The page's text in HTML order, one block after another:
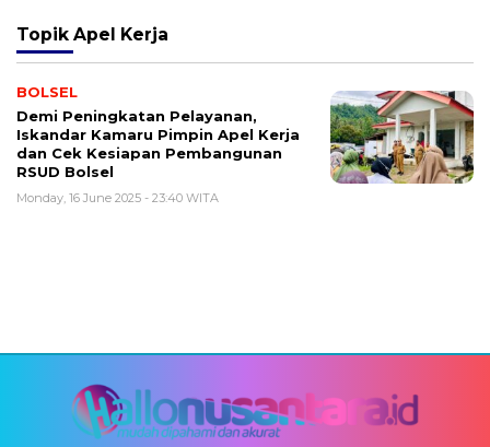
Topik Apel Kerja
BOLSEL
Demi Peningkatan Pelayanan,
Iskandar Kamaru Pimpin Apel Kerja
dan Cek Kesiapan Pembangunan
RSUD Bolsel
Monday, 16 June 2025 - 23:40 WITA